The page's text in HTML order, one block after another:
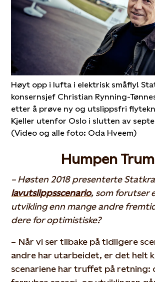
Høyt opp i lufta i elektrisk småfly!
konsernsjef Christian Rynning-
etter å prøve ny og utslippsfri
Kjeller utenfor Oslo i slutten av
(Video og alle foto: Oda Hveem)
Humpen
– Høsten 2018 presenterte
lavutslippsscenario, som forutser
utvikling enn mange andre
dere for optimistiske?
– Når vi ser tilbake på tidligere
andre har utarbeidet, er det helt
scenariene har truffet på retning: